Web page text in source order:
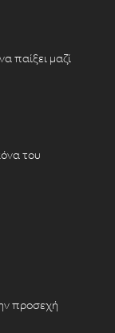
παίξει μαζί
του
προσεχή